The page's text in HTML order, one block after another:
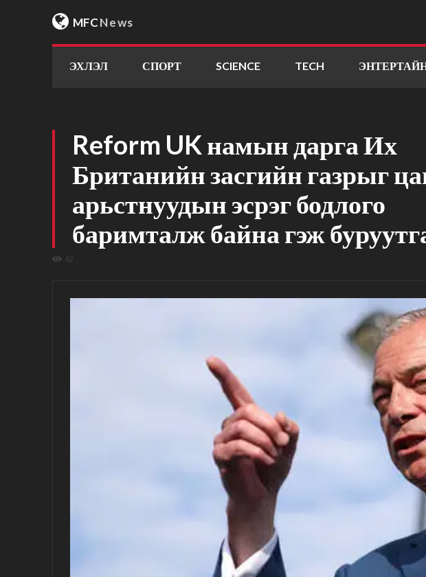
MFCNews
ЭХЛЭЛ СПОРТ SCIENCE TECH
Reform UK намын дарга Их
Британийн засгийн газрыг
арьстнуудын эсрэг бодлого
баримталж байна гэж
62